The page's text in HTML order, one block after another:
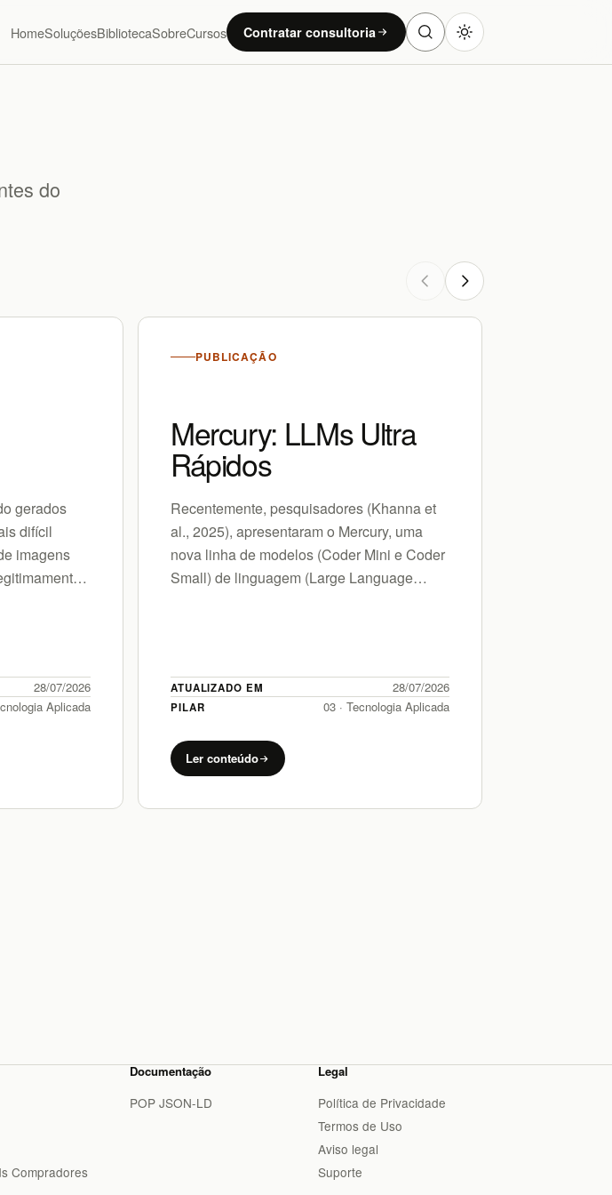
HomeSoluçõesBibliotecaSobreCursos Contratar consultoria
do
gerados
difícil
imagens
28/07/2026
Aplicada
PUBLICAÇÃO
Mercury: LLMs Ultra
Rápidos
Recentemente, pesquisadores (Khanna et
al., 2025), apresentaram o Mercury, uma
nova linha de modelos (Coder Mini e Coder
Small) de linguagem (Large Language
ATUALIZADO EM 28/07/2026
PILAR 03 · Tecnologia Aplicada
Ler conteúdo
Compradores
Documentação
POP JSON-LD
Legal
Política de Privacidade
Termos de Uso
Aviso legal
Suporte